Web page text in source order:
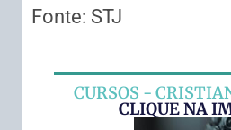
Fonte: STJ
CURSOS -
CLIQUE NA